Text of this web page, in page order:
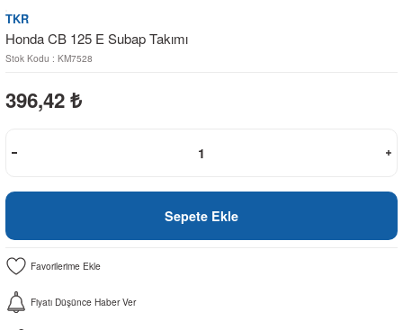
TKR
Honda CB 125 E Subap Takımı
Stok Kodu : KM7528
396,42 ₺
Sepete Ekle
Fiyatı Düşünce Haber Ver